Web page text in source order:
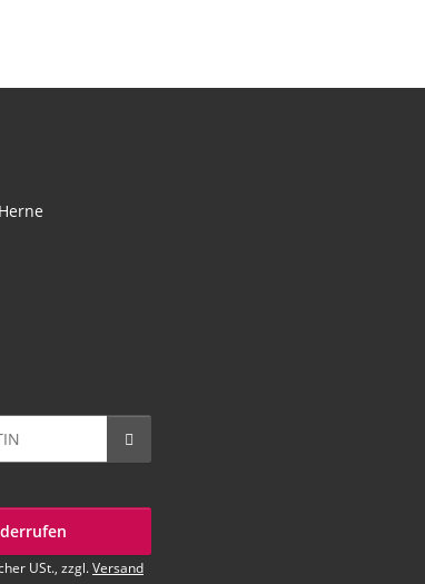
USt., zzgl.Versand